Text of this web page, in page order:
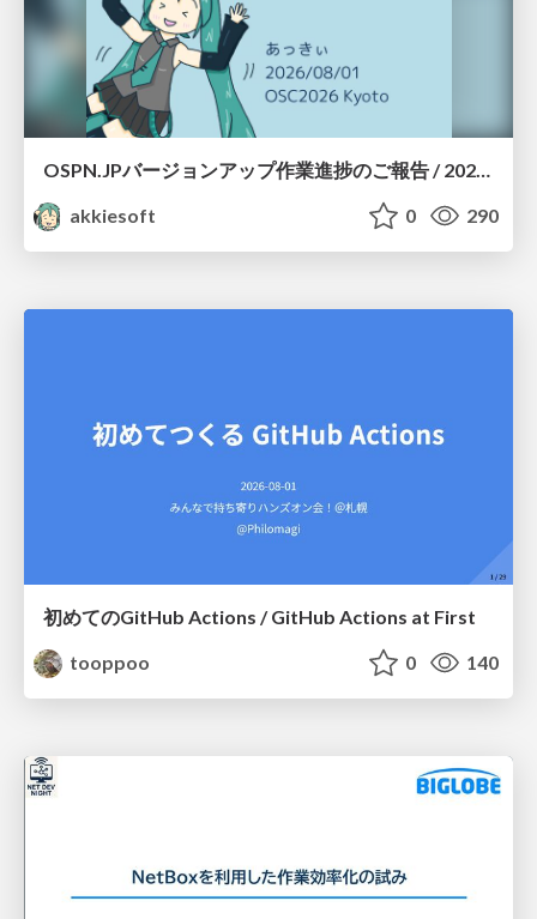
OSPN.JPバージョンアップ作業進捗のご報告 / 20260801-osc26kyoto
akkiesoft
0 290
初めてのGitHub Actions / GitHub Actions at First
tooppoo
0 140